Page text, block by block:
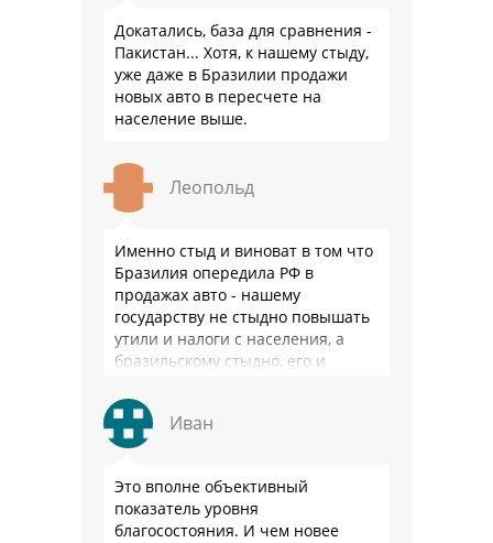
Докатались, база для сравнения -
Пакистан... Хотя, к нашему стыду,
уже даже в Бразилии продажи
новых авто в пересчете на
население выше.
Леопольд
Именно стыд и виноват в том что
Бразилия опередила РФ в
продажах авто - нашему
государству не стыдно повышать
утили и налоги с населения, а
бразильскому стыдно, его и
Иван
Это вполне объективный
показатель уровня
благосостояния. И чем новее